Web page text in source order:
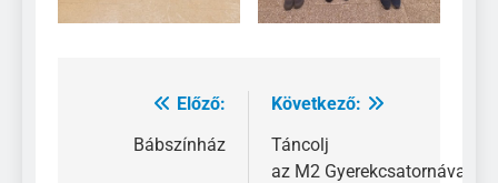
Bejegyzés
navigáció
Előző:
Bábszínház
Következő:
Táncolj
az M2 Gyerekcsatornával!